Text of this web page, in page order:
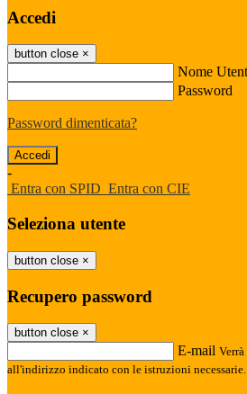
Accedi
button close ×
Nome
Password
Password dimenticata?
-
Entra con SPID Entra con CIE
Seleziona utente
button close ×
Recupero password
button close ×
E-mail
all'indirizzo indicato con le istruzioni necessarie.